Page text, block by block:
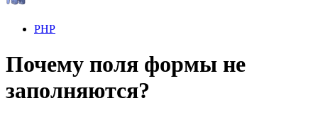
PHP
Почему поля формы не
заполняются?